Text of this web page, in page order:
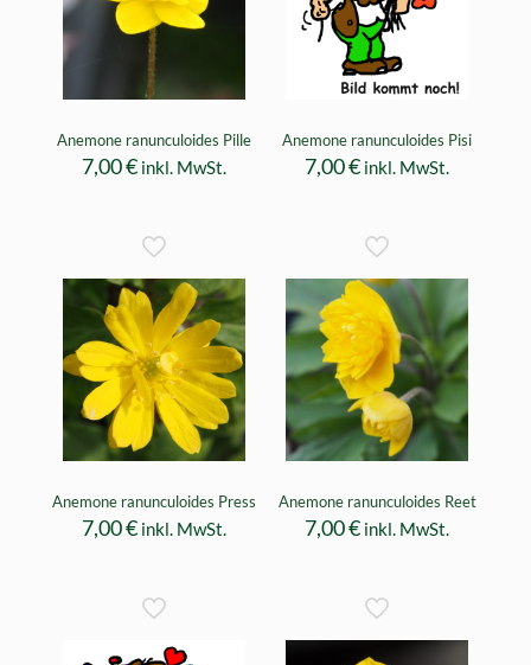
Anemone ranunculoides Pille
7,00€ inkl. MwSt.
Anemone ranunculoides Pisi
7,00€ inkl. MwSt.
Anemone ranunculoides Press
7,00€ inkl. MwSt.
Anemone ranunculoides Reet
7,00€ inkl. MwSt.